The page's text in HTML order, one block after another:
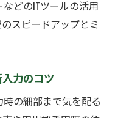
管理ポイント
整理のステップ
す実践レシピ
どのITツールの活用
スピードアップとミ
力のコツ
の細部まで気を配る